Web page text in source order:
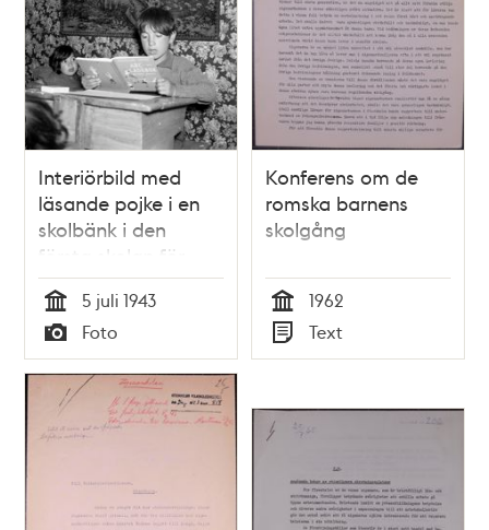
Interiörbild med
läsande pojke i en
skolbänk i den
första skolan för
romer som just
öppnats i familjen
Taikons tält vid
romernas läger vid
Lilla Sköndal i
Gubbängen.
Tid
5 juli 1943
Typ
Foto
Konferens om de
romska barnens
skolgång
Tid
1962
Typ
Text